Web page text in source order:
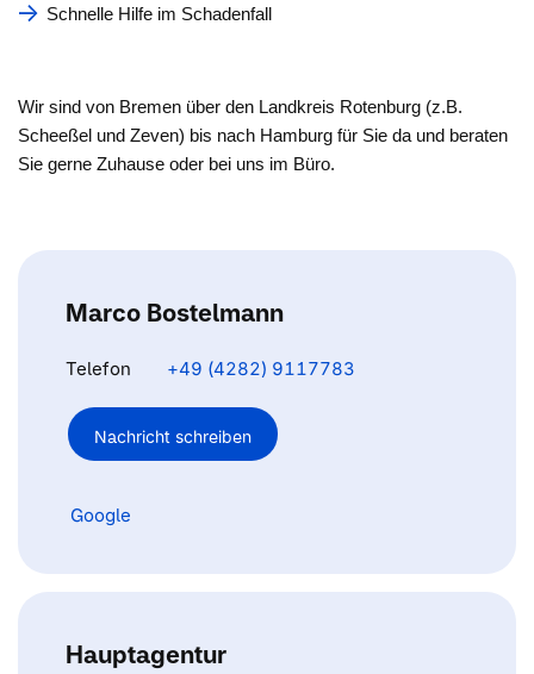
Schnelle Hilfe im Schadenfall
Wir sind von Bremen über den Landkreis Rotenburg (z.B.
Scheeßel und Zeven) bis nach Hamburg für Sie da und beraten
Sie gerne Zuhause oder bei uns im Büro.
Marco Bostelmann
Telefon +49 (4282) 9117783
Nachricht schreiben
Google
Hauptagentur